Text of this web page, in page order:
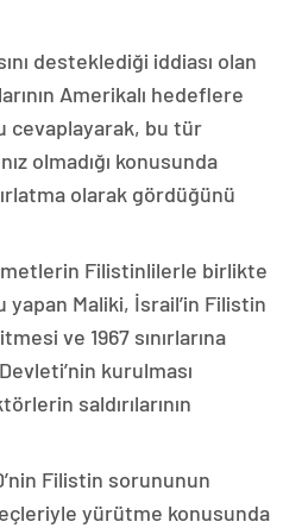
desteklediği iddiası olan
Amerikalı hedeflere
cevaplayarak, bu tür
olmadığı konusunda
olarak gördüğünü
Filistinlilerle birlikte
yapan Maliki, İsrail’in Filistin
ve 1967 sınırlarına
kurulması
saldırılarının
Filistin sorununun
yürütme konusunda